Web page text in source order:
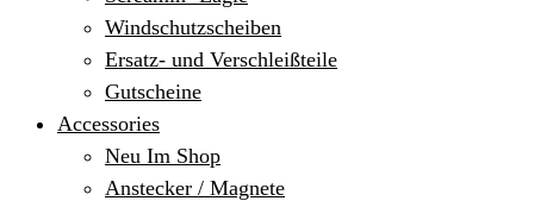
Windschutzscheiben
Ersatz- und Verschleißteile
Gutscheine
Accessories
Neu Im Shop
Anstecker / Magnete